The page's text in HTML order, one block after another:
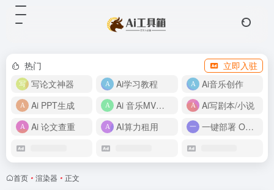
热门
立即入驻
写论文神器
Ai学习教程
Ai音乐创作
Ai PPT生成
Ai 音乐MV制作
Ai写剧本/小说
Ai 论文查重
AI算力租用 一键部署 OpenClaw
首页 • 渲染器 • 正文